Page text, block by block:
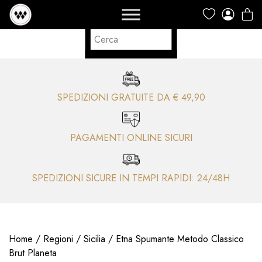
SPEDIZIONI GRATUITE DA € 49,90
PAGAMENTI ONLINE SICURI
SPEDIZIONI SICURE IN TEMPI RAPIDI: 24/48H
Home / Regioni / Sicilia / Etna Spumante Metodo Classico
Brut Planeta